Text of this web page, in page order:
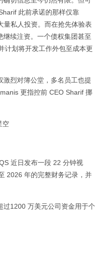
此前承诺的那样仅靠
量私人投资。而在抢先体验表
续注资。一个债权集团甚至
计划将开发工作外包至成本更
激烈对簿公堂，多名员工也提
更指控前 CEO Sharif 挪
近日发布一段 22 分钟视
2026 年的完整财务记录，并
过1200 万美元公司资金用于个